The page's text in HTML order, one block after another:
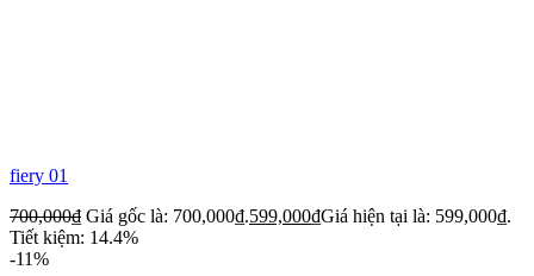
fiery 01
700,000₫ Giá gốc là: 700,000₫.599,000₫Giá hiện tại là: 599,000₫.
Tiết kiệm: 14.4%
-11%